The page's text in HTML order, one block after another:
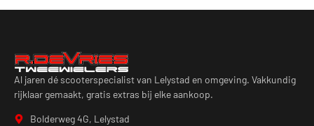
Al jaren dé scooterspecialist van Lelystad en omgeving. Vakkundig
rijklaar gemaakt, gratis extras bij elke aankoop.
Bolderweg 4G, Lelystad